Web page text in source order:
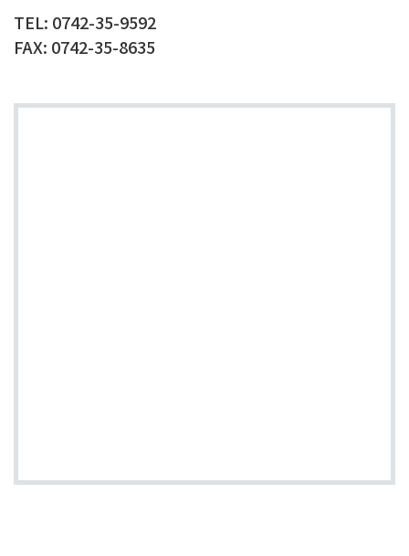
TEL: 0742-35-9592
FAX: 0742-35-8635